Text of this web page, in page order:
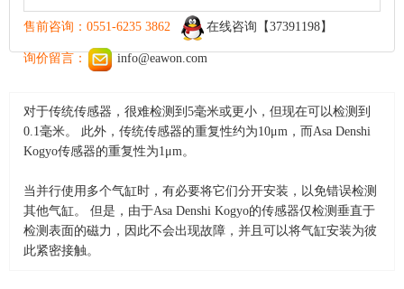
售前咨询：0551-6235 3862 在线咨询【37391198】
询价留言： info@eawon.com
对于传统传感器，很难检测到5毫米或更小，但现在可以检测到
0.1毫米。 此外，传统传感器的重复性约为10μm，而Asa Denshi
Kogyo传感器的重复性为1μm。
当并行使用多个气缸时，有必要将它们分开安装，以免错误检测
其他气缸。 但是，由于Asa Denshi Kogyo的传感器仅检测垂直于
检测表面的磁力，因此不会出现故障，并且可以将气缸安装为彼
此紧密接触。